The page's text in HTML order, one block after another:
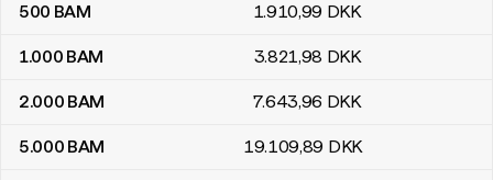
500 BAM 1.910,99 DKK
1.000 BAM 3.821,98 DKK
2.000 BAM 7.643,96 DKK
5.000 BAM 19.109,89 DKK